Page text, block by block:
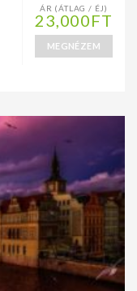
ÁR (ÁTLAG / ÉJ)
23,000FT
MEGNÉZEM